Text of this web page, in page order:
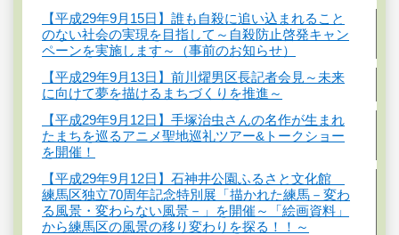
【平成29年9月15日】誰も自殺に追い込まれること
のない社会の実現を目指して～自殺防止啓発キャン
ペーンを実施します～（事前のお知らせ）
【平成29年9月13日】前川燿男区長記者会見～未来
に向けて夢を描けるまちづくりを推進～
【平成29年9月12日】手塚治虫さんの名作が生まれ
たまちを巡るアニメ聖地巡礼ツアー&トークショー
を開催！
【平成29年9月12日】石神井公園ふるさと文化館
練馬区独立70周年記念特別展「描かれた練馬－変わ
る風景・変わらない風景－」を開催～「絵画資料」
から練馬区の風景の移り変わりを探る！！～